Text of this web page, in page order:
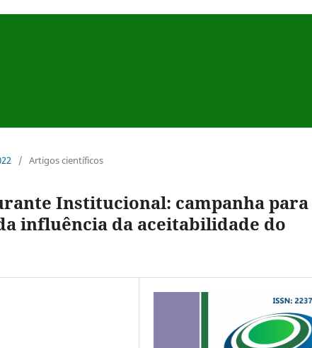
/ Artigos científicos
Institucional: campanha para
influência da aceitabilidade do